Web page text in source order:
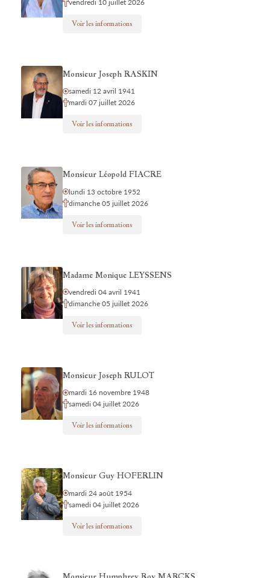
vendredi 10 juillet 2026
Voir les informations
Monsieur Joseph RASKIN
samedi 12 avril 1941
mardi 07 juillet 2026
Voir les informations
Monsieur Léopold FIACRE
lundi 13 octobre 1952
dimanche 05 juillet 2026
Voir les informations
Madame Monique LEYSSENS
vendredi 04 avril 1941
dimanche 05 juillet 2026
Voir les informations
Monsieur Joseph RULOT
mardi 16 novembre 1948
samedi 04 juillet 2026
Voir les informations
Monsieur Guy HOFERLIN
mardi 24 août 1954
samedi 04 juillet 2026
Voir les informations